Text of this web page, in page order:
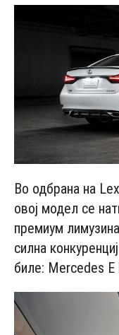
Во одбрана на
овој модел се
премиум
силна
биле: Mercedes